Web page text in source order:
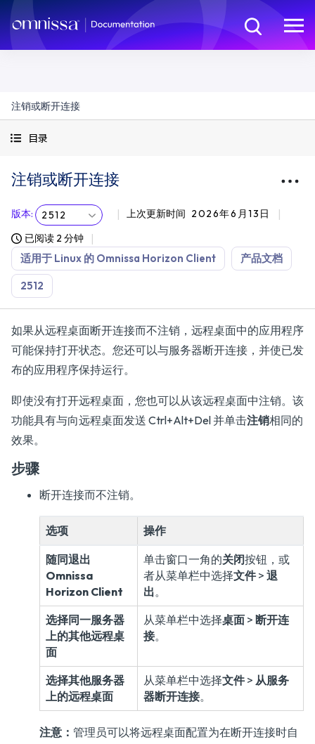
注销或断开连接
目录
注销或断开连接
版本: 2512 上次更新时间 2026年6月13日
已阅读 2 分钟
适用于 Linux 的 Omnissa Horizon Client 产品文档
2512
如果从远程桌面断开连接而不注销，远程桌面中的应用程序
可能保持打开状态。您还可以与服务器断开连接，并使已发
布的应用程序保持运行。
即使没有打开远程桌面，您也可以从该远程桌面中注销。该
功能具有与向远程桌面发送 Ctrl+Alt+Del 并单击注销相同的
效果。
步骤
断开连接而不注销。
选项 操作
随同退出
Omnissa
Horizon Client
单击窗口一角的关闭按钮，或
者从菜单栏中选择文件> 退
出。
选择同一服务器
上的其他远程桌
面
从菜单栏中选择桌面 > 断开连
接。
选择其他服务器
上的远程桌面
从菜单栏中选择文件> 从服务
器断开连接。
注意： 管理员可以将远程桌面配置为在断开连接时自